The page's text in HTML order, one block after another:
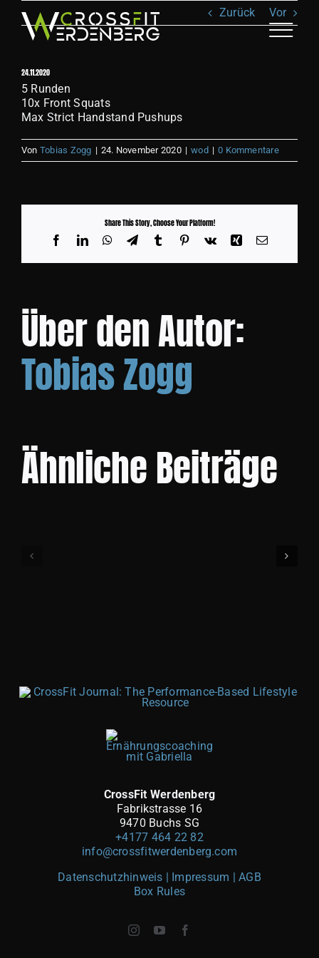
Inhalt
springen
Toggle
KLASSEN
RECOVERY
SHOP
KONTAKT
Zurück Vor
24.11.2020
5 Runden
10x Front Squats
Max Strict Handstand Pushups
Von Tobias Zogg | 24. November 2020 | wod | 0 Kommentare
Share This Story, Choose Your Platform!
FacebookLinkedInWhatsApp
TelegramTumblrPinterest
Vk Xing E-
Über den Autor:
Tobias Zogg
Ähnliche Beiträge
CrossFit Werdenberg
Fabrikstrasse 16
9470 Buchs SG
+4177 464 22 82
info@crossfitwerdenberg.com
Datenschutzhinweis | Impressum | AGB
Box Rules